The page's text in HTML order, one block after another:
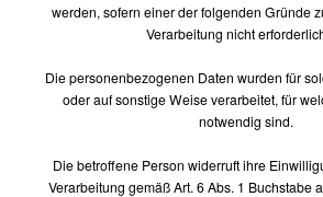
werden, sofern einer der folgenden Gründe
Verarbeitung nicht
Die personenbezogenen Daten wurden für
oder auf sonstige Weise verarbeitet, für
notwendig sind.
Die betroffene Person widerruft ihre
Verarbeitung gemäß Art. 6 Abs. 1 Buchstabe